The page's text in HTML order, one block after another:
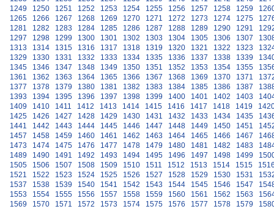
1249
1250 1251 1252 1253 1254 1255 1256 1257 1258 1259
1265
1266 1267 1268 1269 1270 1271 1272 1273 1274 1275
1281
1282 1283 1284 1285 1286 1287 1288 1289 1290 1291
1297
1298 1299 1300 1301 1302 1303 1304 1305 1306 1307
1313
1314 1315 1316 1317 1318 1319 1320 1321 1322 1323
1329
1330 1331 1332 1333 1334 1335 1336 1337 1338 1339
1345
1346 1347 1348 1349 1350 1351 1352 1353 1354 1355
1361
1362 1363 1364 1365 1366 1367 1368 1369 1370 1371
1377
1378 1379 1380 1381 1382 1383 1384 1385 1386 1387
1393
1394 1395 1396 1397 1398 1399 1400 1401 1402 1403
1409
1410 1411 1412 1413 1414 1415 1416 1417 1418 1419
1425
1426 1427 1428 1429 1430 1431 1432 1433 1434 1435
1441
1442 1443 1444 1445 1446 1447 1448 1449 1450 1451
1457
1458 1459 1460 1461 1462 1463 1464 1465 1466 1467
1473
1474 1475 1476 1477 1478 1479 1480 1481 1482 1483
1489
1490 1491 1492 1493 1494 1495 1496 1497 1498 1499
1505
1506 1507 1508 1509 1510 1511 1512 1513 1514 1515
1521
1522 1523 1524 1525 1526 1527 1528 1529 1530 1531
1537
1538 1539 1540 1541 1542 1543 1544 1545 1546 1547
1553
1554 1555 1556 1557 1558 1559 1560 1561 1562 1563
1569
1570 1571 1572 1573 1574 1575 1576 1577 1578 1579